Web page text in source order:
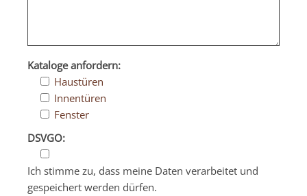
Kataloge anfordern:
Haustüren
Innentüren
Fenster
DSVGO:
Ich stimme zu, dass meine Daten verarbeitet und
gespeichert werden dürfen.